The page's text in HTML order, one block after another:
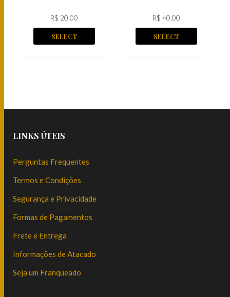
R$ 20,00
SELECT
R$ 40,00
SELECT
LINKS ÚTEIS
Perguntas Frequentes
Termos e Condições
Segurança e Privacidade
Formas de Pagamentos
Frete e Entrega
Informações de Atacado
Seja um Franqueado